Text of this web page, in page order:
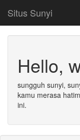
Situs Sunyi
Hello,
sungguh sunyi,
kamu merasa
ini.